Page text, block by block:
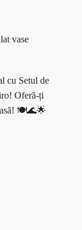
vase
cu Setul de
Oferă-ți
🍽️🌊🌟